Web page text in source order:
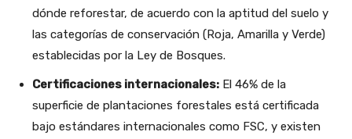
dónde reforestar, de acuerdo con la aptitud del suelo y
las categorías de conservación (Roja, Amarilla y Verde)
establecidas por la Ley de Bosques.
Certificaciones internacionales: El 46% de la
superficie de plantaciones forestales está certificada
bajo estándares internacionales como FSC, y existen